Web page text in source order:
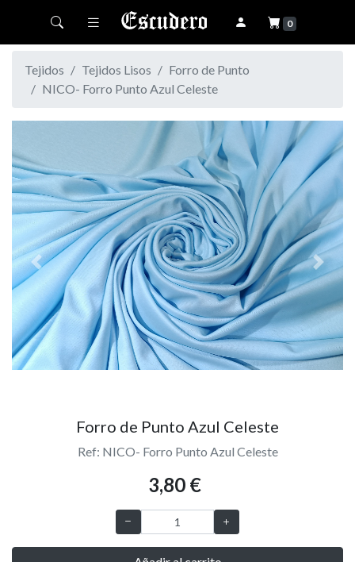
Toggle navigation 0
Tejidos Tejidos Lisos
Forro de Punto
NICO- Forro Punto Azul Celeste
Previous Next
Forro de Punto Azul Celeste
Ref: NICO- Forro Punto Azul Celeste
3,80 €